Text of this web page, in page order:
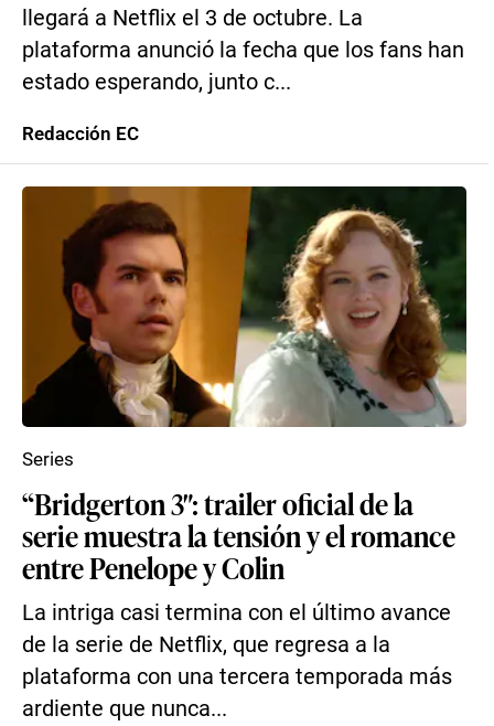
llegará a Netflix el 3 de octubre. La
plataforma anunció la fecha que los fans han
estado esperando, junto c...
Redacción EC
“Bridgerton 3″: trailer oficial de la
serie muestra la tensión y el romance
entre Penelope y Colin
La intriga casi termina con el último avance
de la serie de Netflix, que regresa a la
plataforma con una tercera temporada más
ardiente que nunca...
Series